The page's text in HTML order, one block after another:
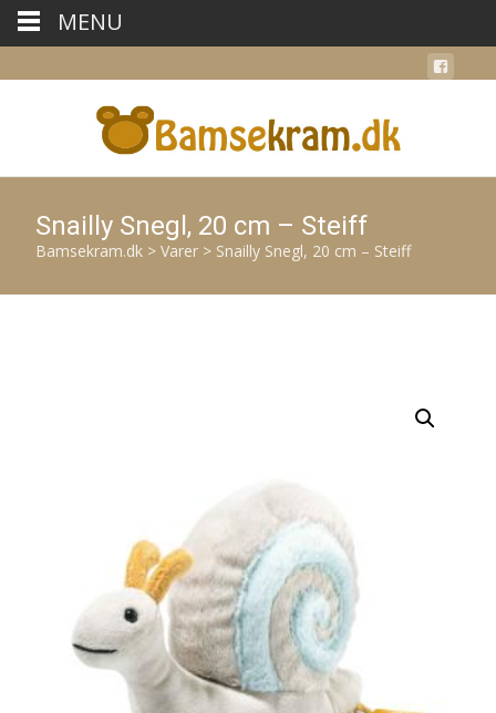
Snailly Snegl, 20 cm – Steiff
Bamsekram.dk > Varer > Snailly Snegl, 20 cm – Steiff
MENU